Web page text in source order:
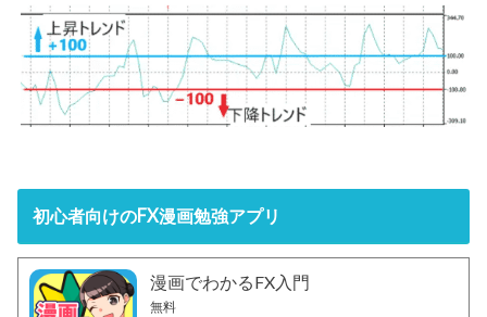
初心者向けのFX漫画勉強アプリ
漫画でわかるFX入門
無料